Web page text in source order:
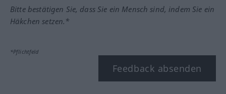
Bitte bestätigen Sie, dass Sie ein Mensch sind, indem Sie ein
Häkchen setzen.*
*Pflichtfeld
Feedback absenden